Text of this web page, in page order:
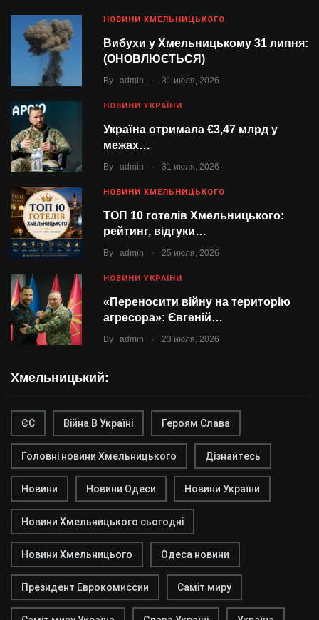
НОВИНИ ХМЕЛЬНИЦЬКОГО
Вибухи у Хмельницькому 31 липня:
(ОНОВЛЮЄТЬСЯ)
By admin . 31 июля, 2026
НОВИНИ УКРАЇНИ
Україна отримала €3,47 млрд у
межах…
By admin . 31 июля, 2026
НОВИНИ ХМЕЛЬНИЦЬКОГО
ТОП 10 готелів Хмельницького:
рейтинг, відгуки…
By admin . 25 июля, 2026
НОВИНИ УКРАЇНИ
«Переносити війну на територію
агресора»: Євгеній…
By admin . 23 июля, 2026
Хмельницький:
ЄС Війна В Україні Героям Слава
Головні новини Хмельницького Дізнайтесь
Новини Новини Одеси Новини України
Новини Хмельницького сьогодні
Новини Хмельницього Одеса новини
Президент Еврокомиссии Саміт миру